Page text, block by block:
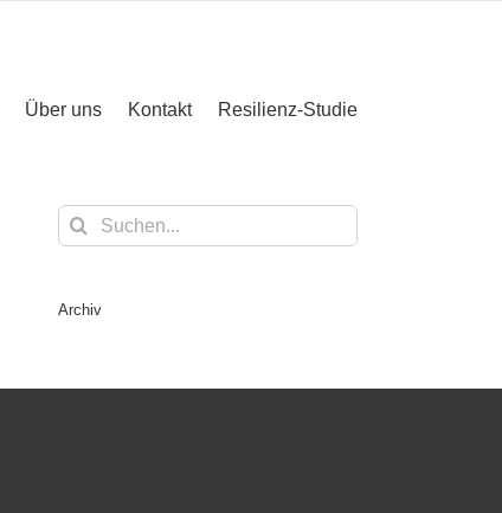
Über uns Kontakt Resilienz-Studie
Suche
nach:
Archiv